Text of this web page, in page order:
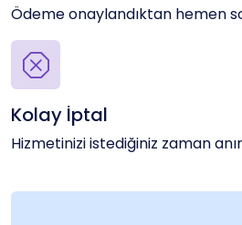
Ödeme onaylandıktan hemen
Kolay İptal
Hizmetinizi istediğiniz zaman